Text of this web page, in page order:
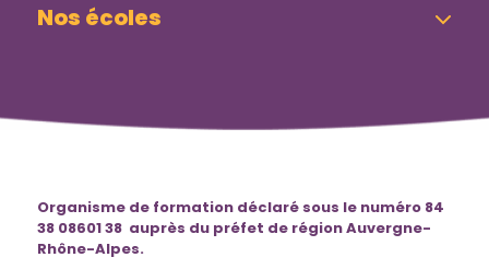
Nos écoles
Organisme de formation déclaré sous le numéro 84
38 08601 38 auprès du préfet de région Auvergne-
Rhône-Alpes.